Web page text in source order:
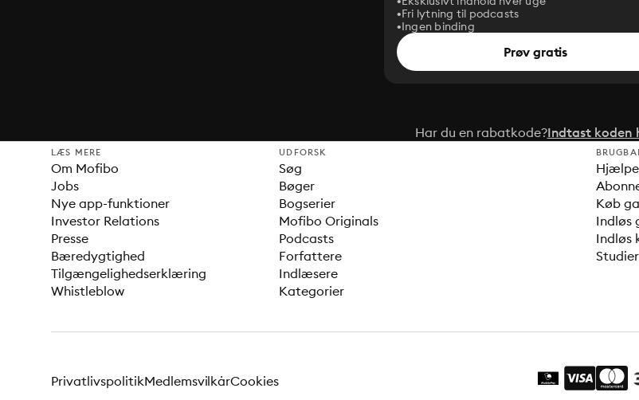
Fri lytning til podcasts
Ingen binding
Prøv gratis
Har du en rabatkode?Indtast koden
LÆS MERE
Om Mofibo
Jobs
Nye app-funktioner
Investor Relations
Presse
Bæredygtighed
Tilgængelighedserklæring
Whistleblow
UDFORSK
Søg
Bøger
Bogserier
Mofibo Originals
Podcasts
Forfattere
Indlæsere
Kategorier
Køb
Indløs
Indløs
PrivatlivspolitikMedlemsvilkårCookies